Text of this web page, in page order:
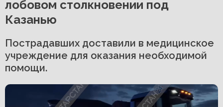
лобовом столкновении под
Казанью
Пострадавших доставили в медицинское
учреждение для оказания необходимой
помощи.